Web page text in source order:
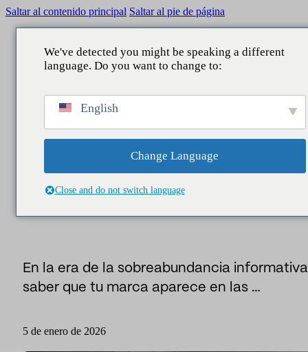
Saltar al contenido principal Saltar al pie de página
Legislativo
Data Lake
Contact center
Sport
Comunicación Corporativa
Reputación y marca
Directivos y liderazgo
Marketing y patrocinio
Deporte y talento
Estudios
Business Intelligence
Noticias
/Reputación
reputacional en el análisis avanzado de medios
Noticias,
TEMAS, NARRATIVAS Y RIESGO
REPUTACIONAL EN EL ANÁLISIS
AVANZADO DE MEDIOS
En la era de la sobreabundancia
saber que tu marca aparece en las …
5 de enero de 2026
We've detected you might be speaking a different
language. Do you want to change to:
English
Change Language
Close and do not switch language